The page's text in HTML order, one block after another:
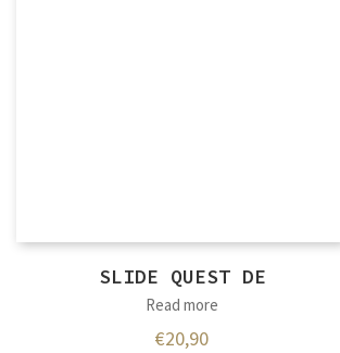
SLIDE QUEST DE
Read more
€20,90